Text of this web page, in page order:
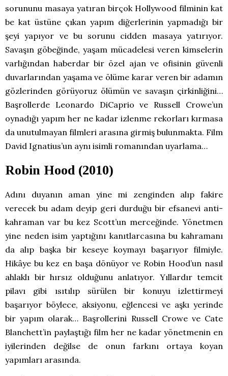
sorununu masaya yatıran birçok Hollywood filminin kat
be kat üstüne çıkan yapım diğerlerinin yapmadığı bir
şeyi yapıyor ve bu sorunu cidden masaya yatırıyor.
Savaşın göbeğinde, yaşam mücadelesi veren kimselerin
varlığından haberdar bir özel ajan ve ofisinin güvenli
duvarlarından yaşama ve ölüme karar veren bir adamın
gözlerinden görüyoruz ölümün ve savaşın çirkinliğini…
Başrollerde Leonardo DiCaprio ve Russell Crowe’un
oynadığı yapım her ne kadar izlenme rekorları kırmasa
da unutulmayan filmleri arasına girmiş bulunmakta. Film
David Ignatius’un aynı isimli romanından uyarlama…
Robin Hood (2010)
Adını duyanın aman yine mi zenginden alıp fakire
verecek bu adam deyip geri durduğu bir efsanevi anti-
kahraman var bu kez Scott’un merceğinde. Yönetmen
yine neden isim yaptığını kanıtlarcasına bu kahramanı
da alıp başka bir keseye koymayı başarıyor filmiyle.
Hikâye bu kez en başa dönüyor ve Robin Hood’un nasıl
ahlaklı bir hırsız olduğunu anlatıyor. Yıllardır temcit
pilavı gibi ısıtılıp sürülen bir konuyu izlettirmeyi
başarıyor böylece, aksiyonu, eğlencesi ve aşkı yerinde
bir yapım olarak… Başrollerini Russell Crowe ve Cate
Blanchett’in paylaştığı film her ne kadar yönetmenin en
iyilerinden değilse de onun farkını ortaya koyan
yapımları arasında.